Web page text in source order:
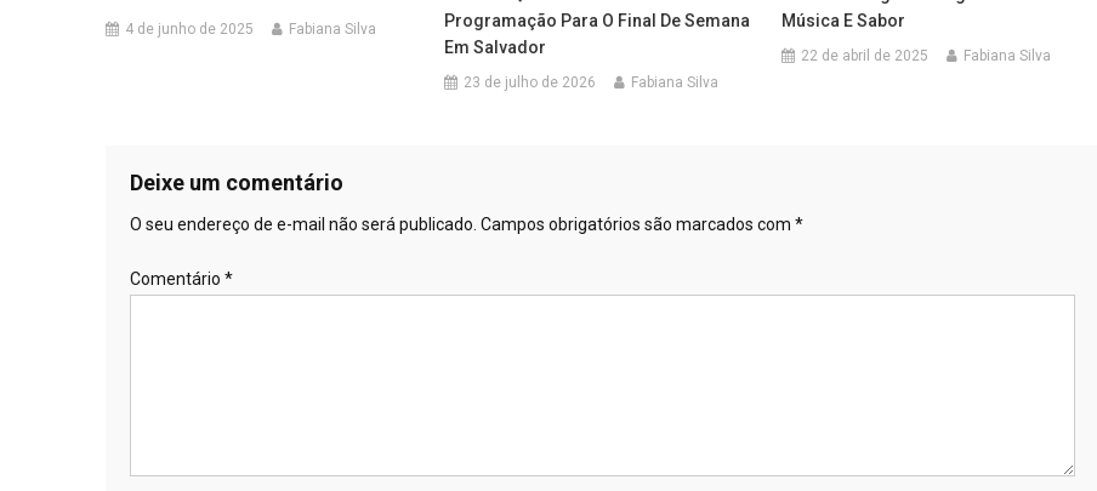
4 de junho de 2025 Fabiana Silva
Programação Para O Final De Semana
Em Salvador
23 de julho de 2026 Fabiana Silva
Música E Sabor
22 de abril de 2025 Fabiana Silva
Deixe um comentário
O seu endereço de e-mail não será publicado. Campos obrigatórios são marcados com *
Comentário *